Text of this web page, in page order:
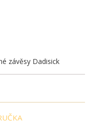
závěsy Dadisick